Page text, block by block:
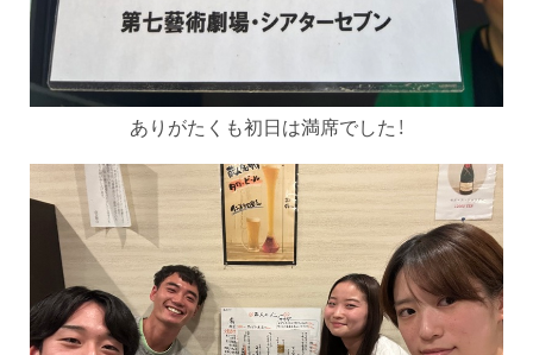
ありがたくも初日は満席でした！